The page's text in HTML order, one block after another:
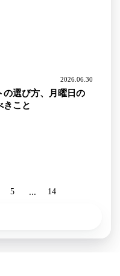
2026.06.30
の選び方、月曜日の
きこと
5 ... 14